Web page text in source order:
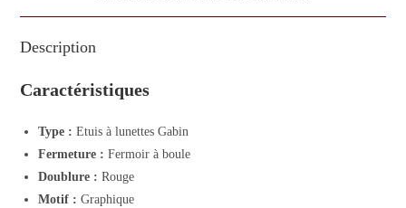
Description
Caractéristiques
Type : Etuis à lunettes Gabin
Fermeture : Fermoir à boule
Doublure : Rouge
Motif : Graphique